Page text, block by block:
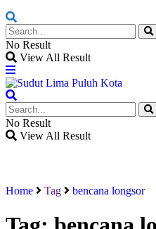
No Result
View All Result
No Result
View All Result
Home Tag bencana longsor